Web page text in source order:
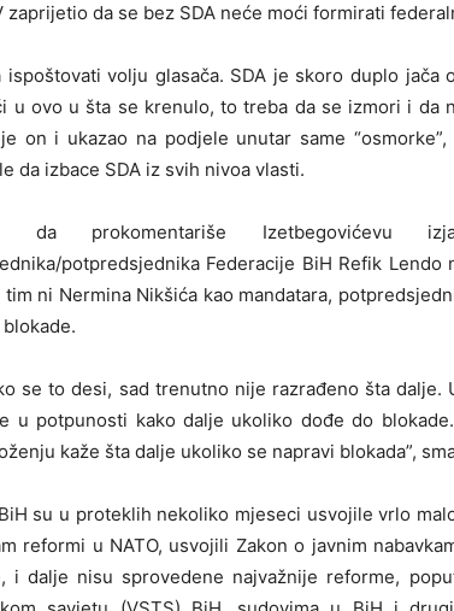
zaprijetio da se bez SDA neće moći formirati
ispoštovati volju glasača. SDA je skoro duplo
u ovo u šta se krenulo, to treba da se izmori i da
on i ukazao na podjele unutar same
da izbace SDA iz svih nivoa vlasti.
da prokomentariše
potpredsjednika Federacije BiH Refik
tim ni Nermina Nikšića kao mandatara,
blokade.
se to desi, sad trenutno nije razrađeno šta
u potpunosti kako dalje ukoliko dođe do
kaže šta dalje ukoliko se napravi blokada”,
su u proteklih nekoliko mjeseci usvojile vrlo
reformi u NATO, usvojili Zakon o javnim
i dalje nisu sprovedene najvažnije reforme,